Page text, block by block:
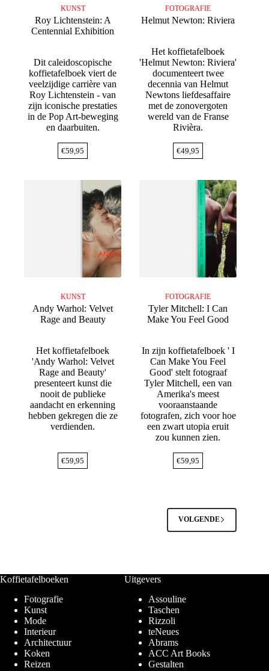
KUNST
Roy Lichtenstein: A
Centennial Exhibition
Dit caleidoscopische
koffietafelboek viert de
veelzijdige carrière van
Roy Lichtenstein - van
zijn iconische prestaties
in de Pop Art-beweging
en daarbuiten.
€59,95
FOTOGRAFIE
Helmut Newton: Riviera
Het koffietafelboek
'Helmut Newton: Riviera'
documenteert twee
decennia van Helmut
Newtons liefdesaffaire
met de zonovergoten
wereld van de Franse
Rivièra.
€49,95
KUNST
Andy Warhol: Velvet
Rage and Beauty
Het koffietafelboek
'Andy Warhol: Velvet
Rage and Beauty'
presenteert kunst die
nooit de publieke
aandacht en erkenning
hebben gekregen die ze
verdienden.
€59,95
FOTOGRAFIE
Tyler Mitchell: I Can
Make You Feel Good
In zijn koffietafelboek ' I
Can Make You Feel
Good' stelt fotograaf
Tyler Mitchell, een van
Amerika's meest
vooraanstaande
fotografen, zich voor hoe
een zwart utopia eruit
zou kunnen zien.
€59,95
VOLGENDE
Koffietafelboeken
Fotografie
Kunst
Mode
Interieur
Architectuur
Koken
Reizen
Uitgevers
Assouline
Taschen
Rizzoli
teNeues
Abrams
ACC Art Books
Gestalten